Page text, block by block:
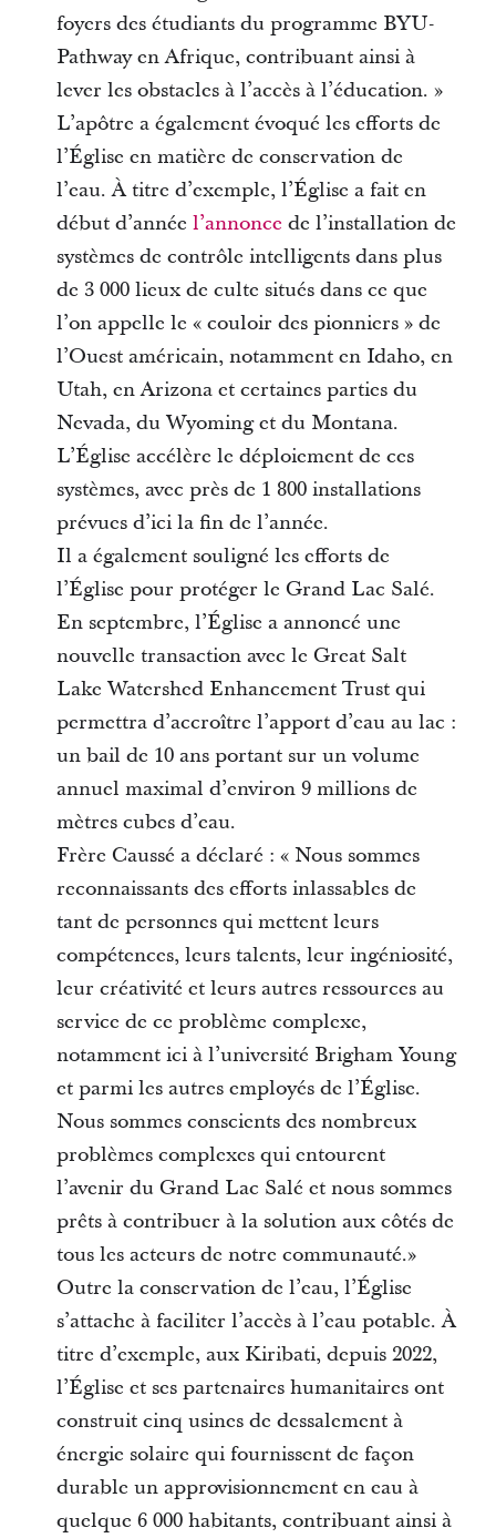
foyers des étudiants du programme BYU-
Pathway en Afrique, contribuant ainsi à
lever les obstacles à l’accès à l’éducation. »
L’apôtre a également évoqué les efforts de
l’Église en matière de conservation de
l’eau. À titre d’exemple, l’Église a fait en
début d’année l’annonce de l’installation de
systèmes de contrôle intelligents dans plus
de 3 000 lieux de culte situés dans ce que
l’on appelle le « couloir des pionniers » de
l’Ouest américain, notamment en Idaho, en
Utah, en Arizona et certaines parties du
Nevada, du Wyoming et du Montana.
L’Église accélère le déploiement de ces
systèmes, avec près de 1 800 installations
prévues d’ici la fin de l’année.
Il a également souligné les efforts de
l’Église pour protéger le Grand Lac Salé.
En septembre, l’Église a annoncé une
nouvelle transaction avec le Great Salt
Lake Watershed Enhancement Trust qui
permettra d’accroître l’apport d’eau au lac :
un bail de 10 ans portant sur un volume
annuel maximal d’environ 9 millions de
mètres cubes d’eau.
Frère Caussé a déclaré : « Nous sommes
reconnaissants des efforts inlassables de
tant de personnes qui mettent leurs
compétences, leurs talents, leur ingéniosité,
leur créativité et leurs autres ressources au
service de ce problème complexe,
notamment ici à l’université Brigham Young
et parmi les autres employés de l’Église.
Nous sommes conscients des nombreux
problèmes complexes qui entourent
l’avenir du Grand Lac Salé et nous sommes
prêts à contribuer à la solution aux côtés de
tous les acteurs de notre communauté.»
Outre la conservation de l’eau, l’Église
s’attache à faciliter l’accès à l’eau potable. À
titre d’exemple, aux Kiribati, depuis 2022,
l’Église et ses partenaires humanitaires ont
construit cinq usines de dessalement à
énergie solaire qui fournissent de façon
durable un approvisionnement en eau à
quelque 6 000 habitants, contribuant ainsi à